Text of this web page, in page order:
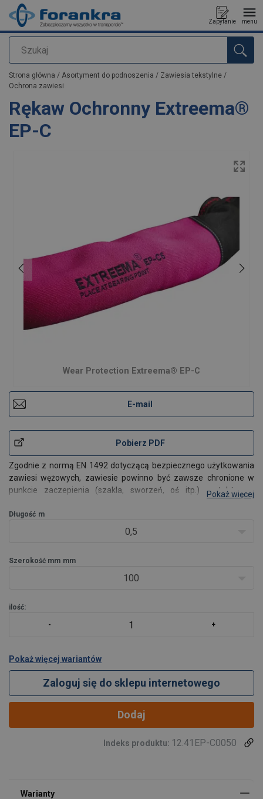
Szukaj
Zapytanie menu
Dodano do zapytania
Strona główna / Asortyment do podnoszenia / Zawiesia tekstylne /
Ochrona zawiesi
Rękaw Ochronny Extreema®
EP-C
Wear Protection Extreema® EP-C
E-mail
Pobierz PDF
Zgodnie z normą EN 1492 dotyczącą bezpiecznego użytkowania
zawiesi wężowych, zawiesie powinno być zawsze chronione w
punkcie zaczepienia (szakla, sworzeń, oś itp.), a także na
Głównym zastosowaniem serii EP jest ochrona urządzenia
Pokaż więcej
Długość m
0,5
Szerokość mm mm
100
ilość:
Pokaż więcej wariantów
Zaloguj się do sklepu internetowego
Dodaj
Indeks produktu: 12.41EP-C0050